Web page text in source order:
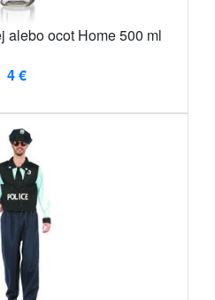
alebo ocot Home 500 ml
4 €